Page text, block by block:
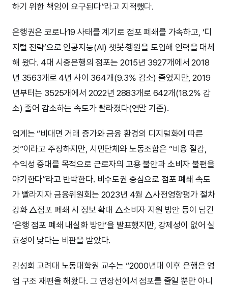
하기 위한 책임이 요구된다”라고 지적했다.
은행권은 코로나19 사태를 계기로 점포 폐쇄를 가속하고, ‘디
지털 전략’으로 인공지능(AI) 챗봇·행원을 도입해 인력을 대체
해 왔다. 4대 시중은행의 점포는 2015년 3927개에서 2018
년 3563개로 4년 사이 364개(9.3% 감소) 줄었지만, 2019
년부터는 3525개에서 2022년 2883개로 642개(18.2% 감
소) 줄어 감소하는 속도가 빨라졌다(연말 기준).
업계는 “비대면 거래 증가와 금융 환경의 디지털화에 따른
것”이라고 주장하지만, 시민단체와 노동조합은 “비용 절감,
수익성 증대를 목적으로 근로자의 고용 불안과 소비자 불편을
야기한다”라고 반박한다. 비수도권 중심으로 점포 폐쇄 속도
가 빨라지자 금융위원회는 2023년 4월 △사전영향평가 절차
강화 △점포 폐쇄 시 정보 확대 △소비자 지원 방안 등이 담긴
‘은행 점포 폐쇄 내실화 방안’을 발표했지만, 강제성이 없어 실
효성이 낮다는 비판을 받았다.
김성희 고려대 노동대학원 교수는 “2000년대 이후 은행은 영
업 구조 재편을 해왔다. 그 연장선에서 점포를 줄일 뿐만 아니